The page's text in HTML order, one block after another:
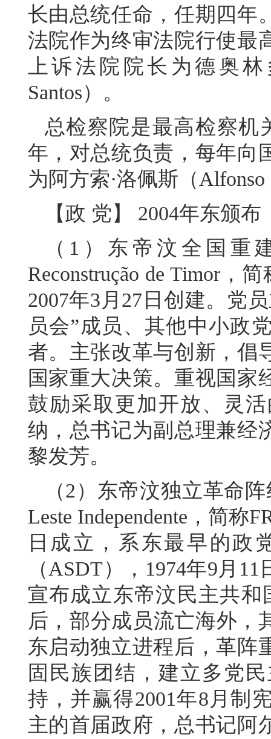
长由总统任命，任期四年
法院作为终审法院行使最
上诉法院院长为德奥林
Santos）。
总检察院是最高检察机
年，对总统负责，每年向
为阿方索·洛佩斯（Alfonso
【政 党】 2004年东颁
（1）东帝汶全国重
Reconstrução de Timor，
2007年3月27日创建。党
员会”成员、其他中小政
者。主张改革与创新，倡
国家重大决策。重视国家
鼓励采取更加开放、灵
纳，总书记为副总理兼经
黎发芳。
（2）东帝汶独立革命阵
Leste Independente，简称
日成立，系东最早的政
（ASDT），1974年9月
宣布成立东帝汶民主共
后，部分成员流亡海外，
东启动独立进程后，革阵
固民族团结，建立多党
持，并赢得2001年8月制
主的首届政府，总书记阿